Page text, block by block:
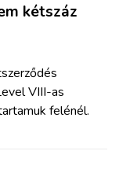
kétszáz
VIII-as
felénél.